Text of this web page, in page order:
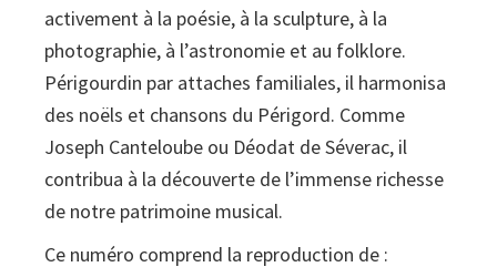
activement à la poésie, à la sculpture, à la
photographie, à l’astronomie et au folklore.
Périgourdin par attaches familiales, il harmonisa
des noëls et chansons du Périgord. Comme
Joseph Canteloube ou Déodat de Séverac, il
contribua à la découverte de l’immense richesse
de notre patrimoine musical.
Ce numéro comprend la reproduction de :